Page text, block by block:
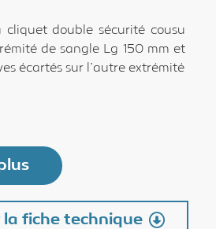
cliquet double sécurité cousu
de sangle Lg 150 mm et
écartés sur l’autre extrémité
la fiche technique